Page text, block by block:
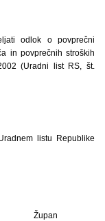
odlok o povprečni
in povprečnih stroških
(Uradni list RS, št.
listu Republike
Župan